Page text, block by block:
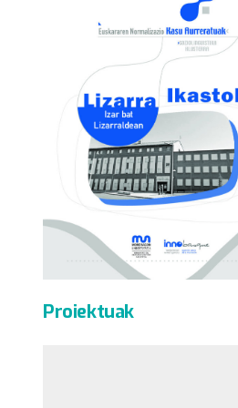
Proiektuak